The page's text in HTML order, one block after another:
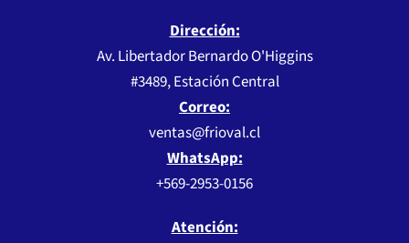
Dirección:
Av. Libertador Bernardo O'Higgins
#3489, Estación Central
Correo:
ventas@frioval.cl
WhatsApp:
+569-2953-0156
Atención: